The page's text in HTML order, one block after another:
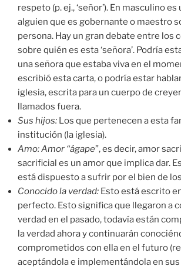
respeto (p. ej., ‘señor’). En masculino
alguien que es gobernante o maestro
persona. Hay un gran debate entre los
sobre quién es esta ‘señora’. Podría
una señora que estaba viva en el
escribió esta carta, o podría estar
iglesia, escrita para un cuerpo de
llamados fuera.
Sus hijos: Los que pertenecen a esta
institución (la iglesia).
Amo: Amor “ágape”, es decir, amor
sacrificial es un amor que implica dar.
está dispuesto a sufrir por el bien de
Conocido la verdad: Esto está escrito
perfecto. Esto significa que llegaron a
verdad en el pasado, todavía están
la verdad ahora y continuarán
comprometidos con ella en el futuro
aceptándola e implementándola en sus